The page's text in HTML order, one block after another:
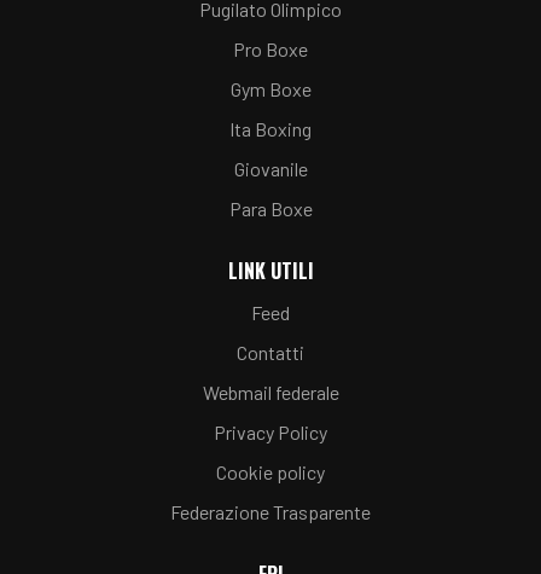
Pugilato Olimpico
Pro Boxe
Gym Boxe
Ita Boxing
Giovanile
Para Boxe
LINK UTILI
Feed
Contatti
Webmail federale
Privacy Policy
Cookie policy
Federazione Trasparente